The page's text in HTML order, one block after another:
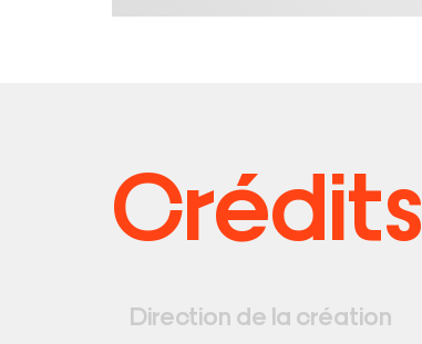
Crédits
Direction de la création